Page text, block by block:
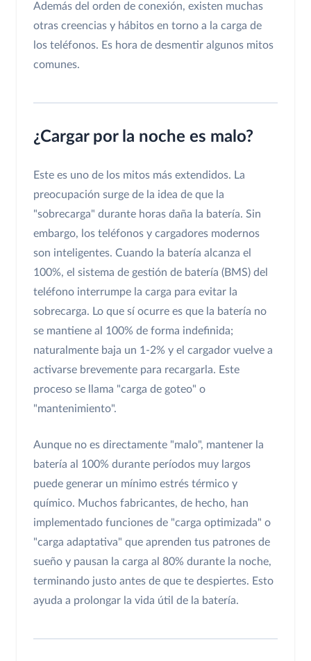
Además del orden de conexión, existen muchas
otras creencias y hábitos en torno a la carga de
los teléfonos. Es hora de desmentir algunos mitos
comunes.
¿Cargar por la noche es malo?
Este es uno de los mitos más extendidos. La
preocupación surge de la idea de que la
"sobrecarga" durante horas daña la batería. Sin
embargo, los teléfonos y cargadores modernos
son inteligentes. Cuando la batería alcanza el
100%, el sistema de gestión de batería (BMS) del
teléfono interrumpe la carga para evitar la
sobrecarga. Lo que sí ocurre es que la batería no
se mantiene al 100% de forma indefinida;
naturalmente baja un 1-2% y el cargador vuelve a
activarse brevemente para recargarla. Este
proceso se llama "carga de goteo" o
"mantenimiento".
Aunque no es directamente "malo", mantener la
batería al 100% durante períodos muy largos
puede generar un mínimo estrés térmico y
químico. Muchos fabricantes, de hecho, han
implementado funciones de "carga optimizada" o
"carga adaptativa" que aprenden tus patrones de
sueño y pausan la carga al 80% durante la noche,
terminando justo antes de que te despiertes. Esto
ayuda a prolongar la vida útil de la batería.